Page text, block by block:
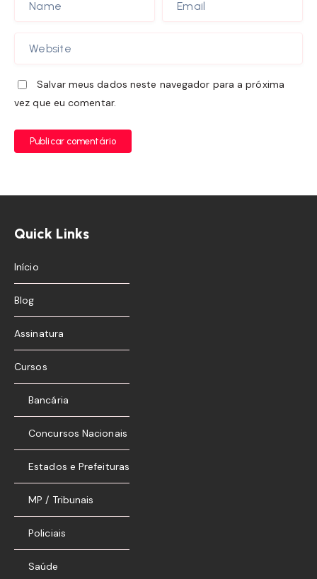
Salvar meus dados neste navegador para a próxima
vez que eu comentar.
Publicar comentário
Quick Links
Início
Blog
Assinatura
Cursos
Bancária
Concursos Nacionais
Estados e Prefeituras
MP / Tribunais
Policiais
Saúde